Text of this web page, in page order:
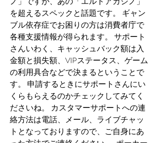
を超えるスペックと話題です。 ギャン
ブル依存症でお困りの方は消費者庁で
各種支援情報が得られます。 サポート
さんいわく、キャッシュバック額は入
金額と損失額、VIPステータス、ゲーム
の利用具合などで決まるということで
す。 申請するときにサポートさんにい
くらもらえるのかチェックしてみてく
ださいね。 カスタマーサポートへの連
絡方法は電話、メール、ライブチャッ
トとなっておりますので、ご自身にあ